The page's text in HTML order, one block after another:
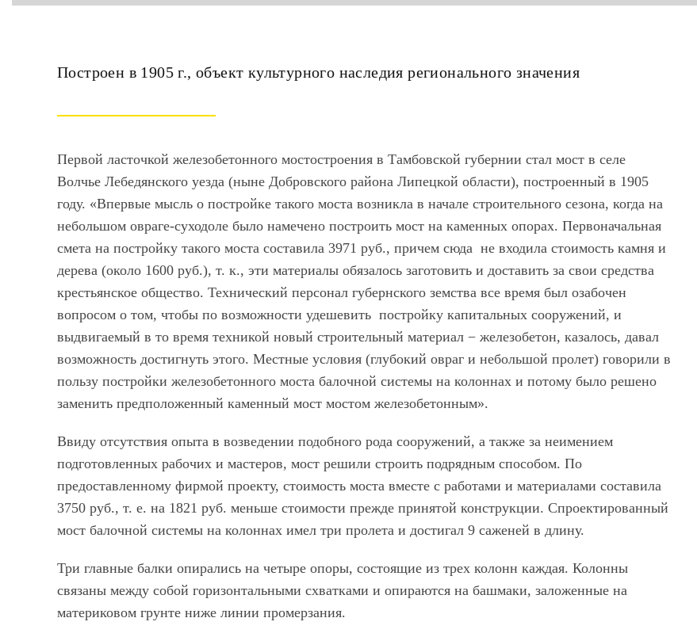
Построен в 1905 г., объект культурного наследия регионального значения
Первой ласточкой железобетонного мостостроения в Тамбовской губернии стал мост в селе
Волчье Лебедянского уезда (ныне Добровского района Липецкой области), построенный в 1905
году. «Впервые мысль о постройке такого моста возникла в начале строительного сезона, когда на
небольшом овраге-суходоле было намечено построить мост на каменных опорах. Первоначальная
смета на постройку такого моста составила 3971 руб., причем сюда не входила стоимость камня и
дерева (около 1600 руб.), т. к., эти материалы обязалось заготовить и доставить за свои средства
крестьянское общество. Технический персонал губернского земства все время был озабочен
вопросом о том, чтобы по возможности удешевить постройку капитальных сооружений, и
выдвигаемый в то время техникой новый строительный материал − железобетон, казалось, давал
возможность достигнуть этого. Местные условия (глубокий овраг и небольшой пролет) говорили в
пользу постройки железобетонного моста балочной системы на колоннах и потому было решено
заменить предположенный каменный мост мостом железобетонным».
Ввиду отсутствия опыта в возведении подобного рода сооружений, а также за неимением
подготовленных рабочих и мастеров, мост решили строить подрядным способом. По
предоставленному фирмой проекту, стоимость моста вместе с работами и материалами составила
3750 руб., т. е. на 1821 руб. меньше стоимости прежде принятой конструкции. Спроектированный
мост балочной системы на колоннах имел три пролета и достигал 9 саженей в длину.
Три главные балки опирались на четыре опоры, состоящие из трех колонн каждая. Колонны
связаны между собой горизонтальными схватками и опираются на башмаки, заложенные на
материковом грунте ниже линии промерзания.